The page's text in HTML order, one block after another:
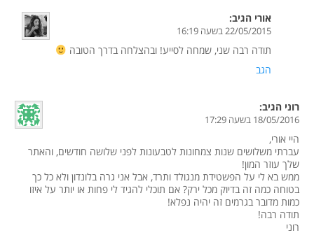
אורי הגיב:
22/05/2015 בשעה 16:19
תודה רבה שני, שמחה לסייע! ובהצלחה בדרך הטובה
הגב
רוני הגיב:
18/05/2016 בשעה 17:29
היי אורי,
עברתי משלושים שנות צמחונות לטבעונות לפני שלושה חודשים, והאתר
שלך עוזר המון!
ממש בא לי על הפשטידת מנגולד ותרד, אבל אני גרה בלונדון ולא כל כך
בטוחה כמה זה בדיוק מכל ירק? אם תוכלי להגיד לי פחות או יותר על איזו
כמות מדובר בגרמים זה יהיה נפלא!
תודה רבה!
רוני